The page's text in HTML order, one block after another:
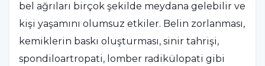
bel ağrıları birçok şekilde meydana gelebilir ve
kişi yaşamını olumsuz etkiler. Belin zorlanması,
kemiklerin baskı oluşturması, sinir tahrişi,
spondiloartropati, lomber radikülopati gibi